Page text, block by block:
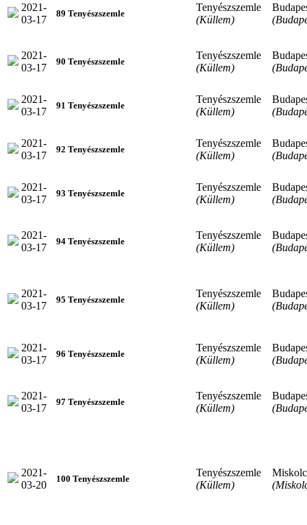
2021-
03-17
89 Tenyészszemle
Tenyészszemle
(Küllem)
2021-
03-17
90 Tenyészszemle
Tenyészszemle
(Küllem)
2021-
03-17
91 Tenyészszemle
Tenyészszemle
(Küllem)
2021-
03-17
92 Tenyészszemle
Tenyészszemle
(Küllem)
2021-
03-17
93 Tenyészszemle
Tenyészszemle
(Küllem)
2021-
03-17
94 Tenyészszemle
Tenyészszemle
(Küllem)
2021-
03-17
95 Tenyészszemle
Tenyészszemle
(Küllem)
2021-
03-17
96 Tenyészszemle
Tenyészszemle
(Küllem)
2021-
03-17
97 Tenyészszemle
Tenyészszemle
(Küllem)
2021-
03-20
100 Tenyészszemle
Tenyészszemle
(Küllem)
Miskolc